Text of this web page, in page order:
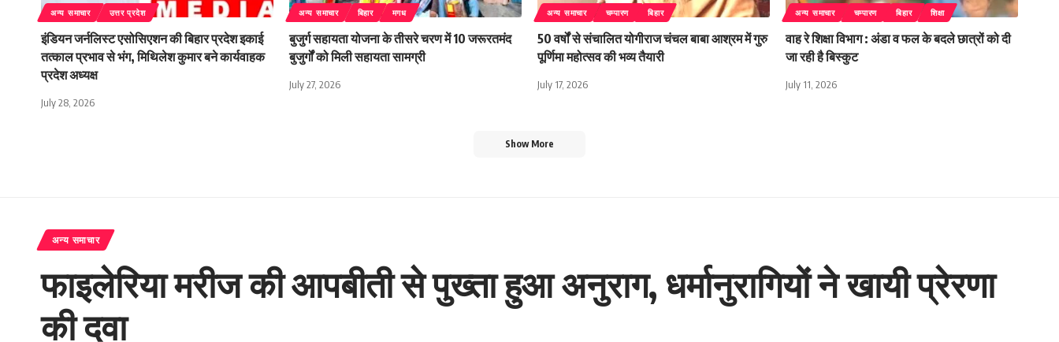
अन्य समाचार उत्तर प्रदेश
इंडियन जर्नलिस्ट एसोसिएशन की बिहार प्रदेश इकाई
तत्काल प्रभाव से भंग, मिथिलेश कुमार बने कार्यवाहक
प्रदेश अध्यक्ष
July 28, 2026
अन्य समाचार बिहार मगध
बुजुर्ग सहायता योजना के तीसरे चरण में 10 जरूरतमंद
बुजुर्गों को मिली सहायता सामग्री
July 27, 2026
अन्य समाचार चम्पारण बिहार
50 वर्षों से संचालित योगीराज चंचल बाबा आश्रम में गुरु
पूर्णिमा महोत्सव की भव्य तैयारी
July 17, 2026
अन्य समाचार चम्पारण बिहार शिक्षा
वाह रे शिक्षा विभाग : अंडा व फल के बदले छात्रों को दी
जा रही है बिस्कुट
July 11, 2026
Show More
अन्य समाचार
फाइलेरिया मरीज की आपबीती से पुख्ता हुआ अनुराग, धर्मानुरागियों ने खायी प्रेरणा
की दवा